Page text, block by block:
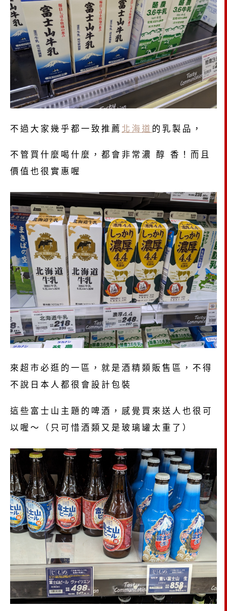
不過大家幾乎都一致推薦 北海道 的乳製品，
不管買什麼喝什麼，都會非常濃 醇 香！而且
價值也很實惠喔
來超市必逛的一區，就是酒精類販售區，不得
不說日本人都很會設計包裝
這些富士山主題的啤酒，感覺買來送人也很可
以喔～（只可惜酒類又是玻璃罐太重了）